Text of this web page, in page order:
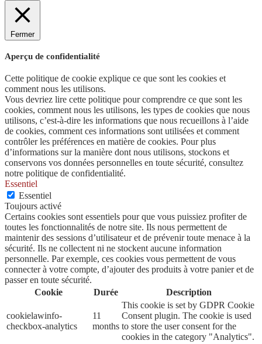
Fermer
Aperçu de confidentialité
Cette politique de cookie explique ce que sont les cookies et
comment nous les utilisons.
Vous devriez lire cette politique pour comprendre ce que sont les
cookies, comment nous les utilisons, les types de cookies que nous
utilisons, c’est-à-dire les informations que nous recueillons à l’aide
de cookies, comment ces informations sont utilisées et comment
contrôler les préférences en matière de cookies. Pour plus
d’informations sur la manière dont nous utilisons, stockons et
conservons vos données personnelles en toute sécurité, consultez
notre politique de confidentialité.
Essentiel
Essentiel
Toujours activé
Certains cookies sont essentiels pour que vous puissiez profiter de
toutes les fonctionnalités de notre site. Ils nous permettent de
maintenir des sessions d’utilisateur et de prévenir toute menace à la
sécurité. Ils ne collectent ni ne stockent aucune information
personnelle. Par exemple, ces cookies vous permettent de vous
connecter à votre compte, d’ajouter des produits à votre panier et de
passer en toute sécurité.
Cookie
Durée Description
cookielawinfo-
checkbox-analytics
11
months
This cookie is set by GDPR Cookie
Consent plugin. The cookie is used
to store the user consent for the
cookies in the category "Analytics".